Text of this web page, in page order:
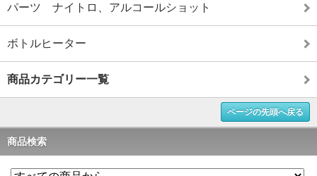
パーツ ナイトロ、アルコールショット
ボトルヒーター
商品カテゴリー一覧
ページの先頭へ戻る
商品検索